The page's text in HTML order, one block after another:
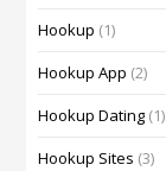
Hookup (1)
Hookup App (2)
Hookup Dating (1)
Hookup Sites (3)